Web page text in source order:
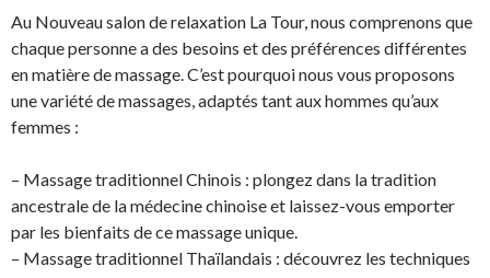
Au Nouveau salon de relaxation La Tour, nous comprenons que
chaque personne a des besoins et des préférences différentes
en matière de massage. C’est pourquoi nous vous proposons
une variété de massages, adaptés tant aux hommes qu’aux
femmes :
– Massage traditionnel Chinois : plongez dans la tradition
ancestrale de la médecine chinoise et laissez-vous emporter
par les bienfaits de ce massage unique.
– Massage traditionnel Thaïlandais : découvrez les techniques